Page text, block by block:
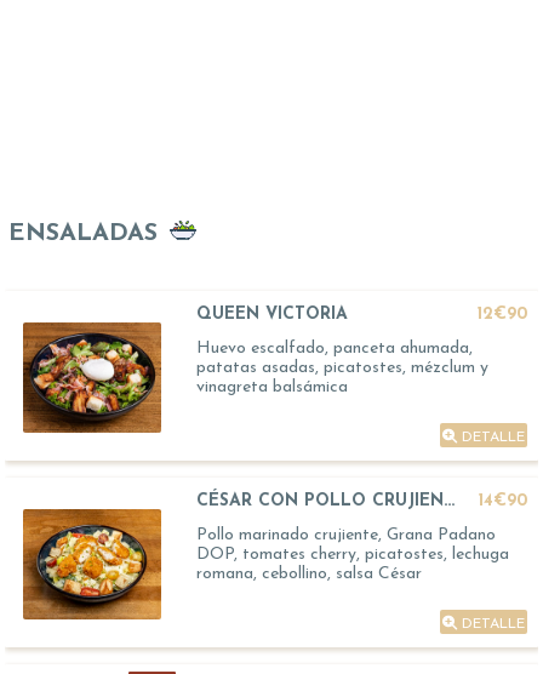
ENSALADAS
QUEEN VICTORIA
12€90
Huevo escalfado, panceta ahumada,
patatas asadas, picatostes, mézclum y
vinagreta balsámica
DETALLE
CÉSAR CON POLLO CRUJIENTE
14€90
Pollo marinado crujiente, Grana Padano
DOP, tomates cherry, picatostes, lechuga
romana, cebollino, salsa César
DETALLE